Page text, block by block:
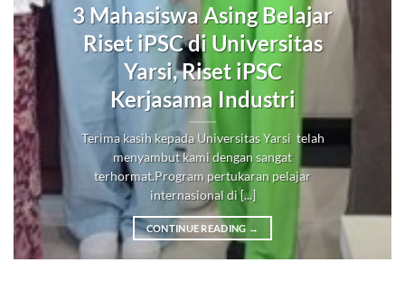
3 Mahasiswa Asing Belajar
Riset iPSC di Universitas
Yarsi, Riset iPSC
Kerjasama Industri
Terima kasih kepada Universitas Yarsi telah
menyambut kami dengan sangat
terhormat.Program pertukaran pelajar
internasional di [...]
CONTINUE READING →